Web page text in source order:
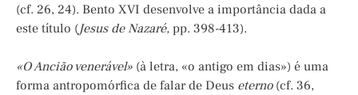
(cf. 26, 24). Bento XVI desenvolve a importância dada a
este título (Jesus de Nazaré, pp. 398-413).
«O Ancião venerável» (à letra, «o antigo em dias») é uma
forma antropomórfica de falar de Deus eterno(cf. 36,